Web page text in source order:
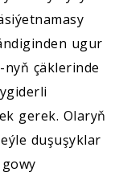
ugur
nyň çäklerinde
gerek. Olaryň
duşuşyklar